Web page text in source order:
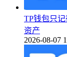
TP钱包只
资产
2026-08-07